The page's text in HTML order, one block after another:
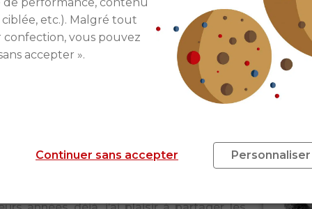
de la Seine, OPH 93 et SNI Sud-Ouest. Ils seront
l’Union sociale pour l’habitat et des partenaires
etc.). Malgré tout
confection, vous pouvez
accepter ».
Continuer sans accepter Personnaliser